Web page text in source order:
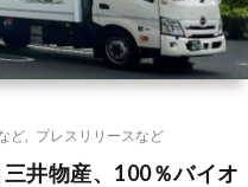
ど プレスリリースなど
井物産、100％バイオ